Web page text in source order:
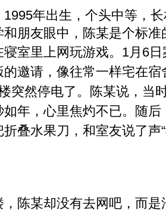
年出生，个头中等，长
朋友眼中，陈某是个标准
室里上网玩游戏。 1月6
的邀请，像往常一样宅在
突然停电了。陈某说，当
年，心里焦灼不已。 随后
叠水果刀，和室友说了声
某却没有去网吧，而是